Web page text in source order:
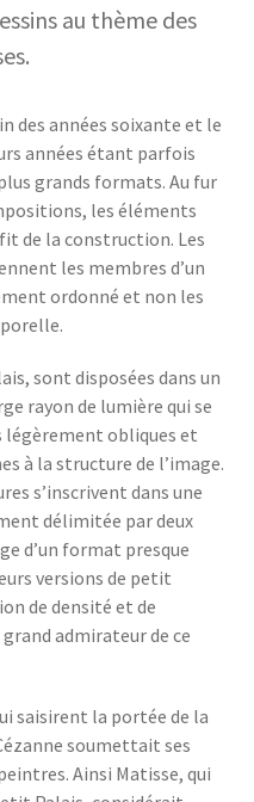
au thème des
des années soixante et le
années étant parfois
grands formats. Au fur
les éléments
de la construction. Les
les membres d’un
ordonné et non les
sont disposées dans un
rayon de lumière qui se
légèrement obliques et
à la structure de l’image.
s’inscrivent dans une
délimitée par deux
d’un format presque
versions de petit
de densité et de
admirateur de ce
saisirent la portée de la
soumettait ses
Ainsi Matisse, qui